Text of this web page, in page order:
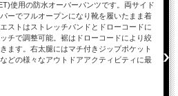
使用の防水オーバーパンツです。両サイド
ーでフルオープンになり靴を履いたまま着
ストはストレッチバンドとドローコードに
チで調整可能。裾はドローコードにより絞
ます。右太腿にはマチ付きジップポケット
どの様々なアウトドアアクティビティに最